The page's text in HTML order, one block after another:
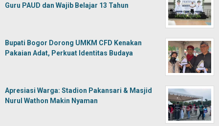
Guru PAUD dan Wajib Belajar 13 Tahun
Bupati Bogor Dorong UMKM CFD Kenakan
Pakaian Adat, Perkuat Identitas Budaya
Apresiasi Warga: Stadion Pakansari & Masjid
Nurul Wathon Makin Nyaman